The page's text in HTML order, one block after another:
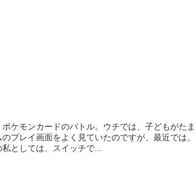
ケモンカードのバトル。ウチでは、子どもがたま
プレイ画面をよく見ていたのですが、最近では、
としては、スイッチで...